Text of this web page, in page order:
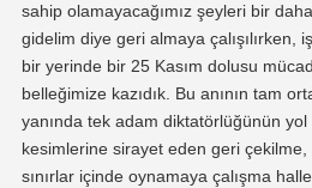
sahip olamayacağımız şeyleri bir
gidelim diye geri almaya çalışılırken,
bir yerinde bir 25 Kasım dolusu
belleğimize kazıdık. Bu anının tam
yanında tek adam diktatörlüğünün yol
kesimlerine sirayet eden geri
sınırlar içinde oynamaya çalışma